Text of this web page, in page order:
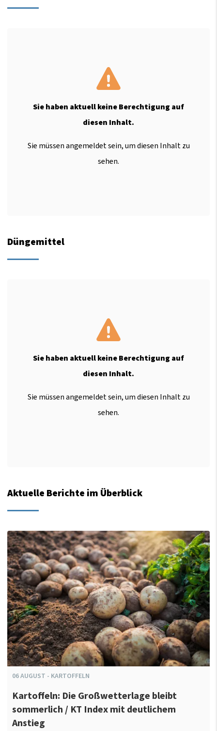
Sie haben aktuell keine Berechtigung auf
diesen Inhalt.
Sie müssen angemeldet sein, um diesen Inhalt zu
sehen.
Düngemittel
Sie haben aktuell keine Berechtigung auf
diesen Inhalt.
Sie müssen angemeldet sein, um diesen Inhalt zu
sehen.
Aktuelle Berichte im Überblick
06AUGUST - KARTOFFELN
Kartoffeln: Die Großwetterlage bleibt
sommerlich / KT Index mit deutlichem
Anstieg